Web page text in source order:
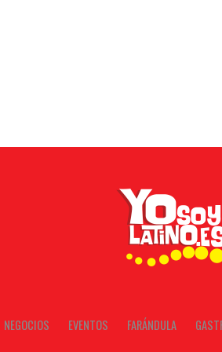
NEGOCIOS EVENTOS FARÁNDULA